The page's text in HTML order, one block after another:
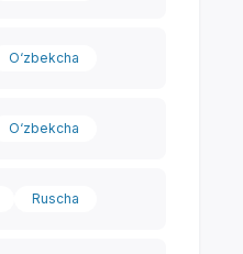
O‘zbekcha
O‘zbekcha
Ruscha